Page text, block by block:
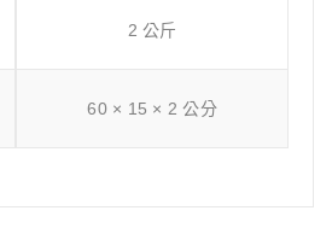
2 公斤
60 × 15 × 2 公分